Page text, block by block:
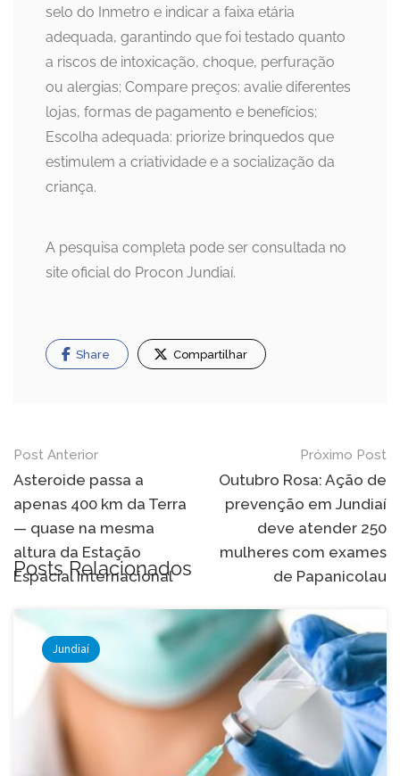
selo do Inmetro e indicar a faixa etária
adequada, garantindo que foi testado quanto
a riscos de intoxicação, choque, perfuração
ou alergias; Compare preços: avalie diferentes
lojas, formas de pagamento e benefícios;
Escolha adequada: priorize brinquedos que
estimulem a criatividade e a socialização da
criança.
A pesquisa completa pode ser consultada no
site oficial do Procon Jundiaí.
Share Compartilhar
Navegação
de
Post
Post Anterior
Asteroide passa a
apenas 400 km da Terra
— quase na mesma
altura da Estação
Espacial Internacional
Próximo Post
Outubro Rosa: Ação de
prevenção em Jundiaí
deve atender 250
mulheres com exames
de Papanicolau
Posts Relacionados
Jundiaí